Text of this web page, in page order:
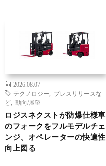
2026.08.07
テクノロジー
プレスリリースな
ど
動向/展望
ロジスネクストが防爆仕様車
のフォークをフルモデルチェ
ンジ、オペレーターの快適性
向上図る